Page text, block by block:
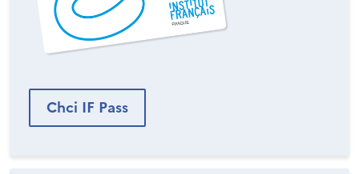
Chci IF Pass